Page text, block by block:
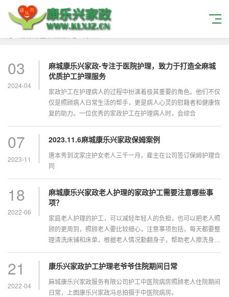
03
2024-04
麻城康乐兴家政-专注于医院护理，致力于打造全麻城
优质护工护理服务
家政护工在护理病人的过程中扮演着极其重要的角色。他们不仅
仅是照顾病人日常生活的帮手，更是病人心灵的慰藉者和健康恢
复的助力。一位优秀的家政护工在护理病人时，会综合
07
2023-11
2023.11.6麻城康乐兴家政保姆案例
唐本秀到沈家庄护女老人三千一月，雇主在公司签订保姆护理合
同
18
2022-06
麻城康乐兴家政⽼⼈护理的家政护⼯需要注意哪些事
项？
家庭⽼⼈护理的护⼯，可以减轻年轻⼈的负担，也可以把⽼⼈照
顾的更周到，照顾⽼⼈要⽐较细⼼，注意事项包括，每天都要整
理清洗床铺和床单，根据⽼⼈情况勤翻⾝⼦，帮助⽼⼈擦洗⾝体
21
2022-04
康乐兴家政护工护理老爷爷住院期间日常
麻城康乐兴家政服务有限公司护工中医院病房照顾老人住院期间
日常，上图康乐兴家政冯总拍摄于中医院病房。